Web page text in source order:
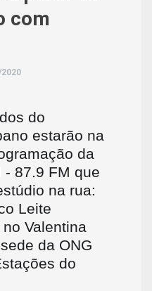
com
do
estarão na
da
- 87.9 FM que
na rua:
Leite
Valentina
da ONG
do